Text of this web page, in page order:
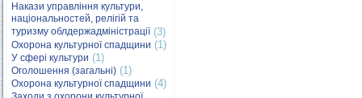
Накази управління культури,
національностей, релігій та
туризму облдержадміністрації(3)
Охорона культурної спадщини (1)
У сфері культури (1)
Оголошення (загальні) (1)
Охорона культурної спадщини (4)